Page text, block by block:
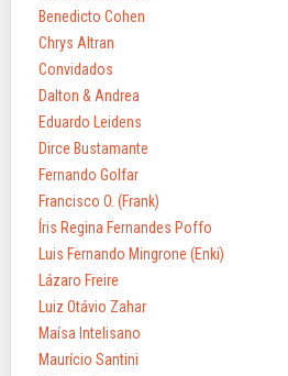
Benedicto Cohen
Chrys Altran
Convidados
Dalton & Andrea
Eduardo Leidens
Dirce Bustamante
Fernando Golfar
Francisco O. (Frank)
Íris Regina Fernandes Poffo
Luis Fernando Mingrone (Enki)
Lázaro Freire
Luiz Otávio Zahar
Maísa Intelisano
Maurício Santini